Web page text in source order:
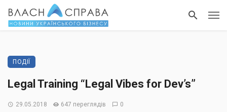
ПОДІЇ
Legal Training “Legal Vibes for Dev’s”
29.05.2018 647 переглядів 0